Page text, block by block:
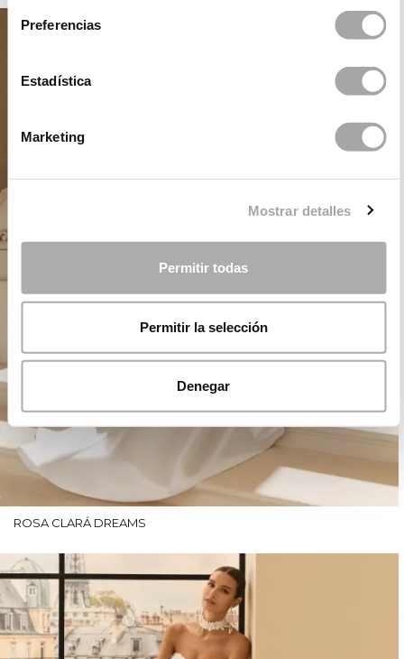
Preferencias
Estadística
Marketing
Mostrar detalles
Permitir todas
Permitir la selección
Denegar
ROSA CLARÁ DREAMS